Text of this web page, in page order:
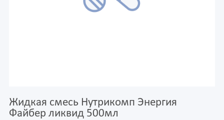
Жидкая смесь Нутрикомп Энергия
Файбер ликвид 500мл